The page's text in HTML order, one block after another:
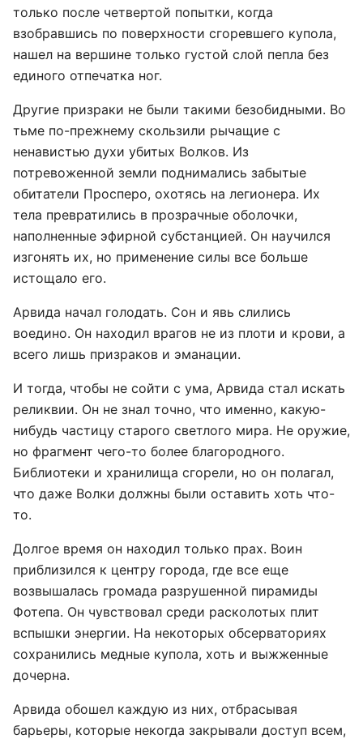
только после четвертой попытки, когда
взобравшись по поверхности сгоревшего купола,
нашел на вершине только густой слой пепла без
единого отпечатка ног.
Другие призраки не были такими безобидными. Во
тьме по-прежнему скользили рычащие с
ненавистью духи убитых Волков. Из
потревоженной земли поднимались забытые
обитатели Просперо, охотясь на легионера. Их
тела превратились в прозрачные оболочки,
наполненные эфирной субстанцией. Он научился
изгонять их, но применение силы все больше
истощало его.
Арвида начал голодать. Сон и явь слились
воедино. Он находил врагов не из плоти и крови, а
всего лишь призраков и эманации.
И тогда, чтобы не сойти с ума, Арвида стал искать
реликвии. Он не знал точно, что именно, какую-
нибудь частицу старого светлого мира. Не оружие,
но фрагмент чего-то более благородного.
Библиотеки и хранилища сгорели, но он полагал,
что даже Волки должны были оставить хоть что-
то.
Долгое время он находил только прах. Воин
приблизился к центру города, где все еще
возвышалась громада разрушенной пирамиды
Фотепа. Он чувствовал среди расколотых плит
вспышки энергии. На некоторых обсерваториях
сохранились медные купола, хоть и выжженные
дочерна.
Арвида обошел каждую из них, отбрасывая
барьеры, которые некогда закрывали доступ всем,